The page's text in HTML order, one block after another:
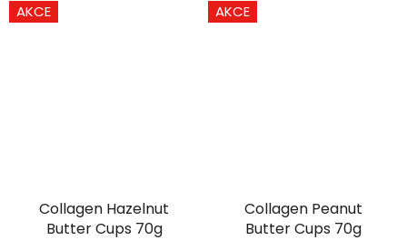
AKCE
Collagen Hazelnut
Butter Cups 70g
AKCE
Collagen Peanut
Butter Cups 70g